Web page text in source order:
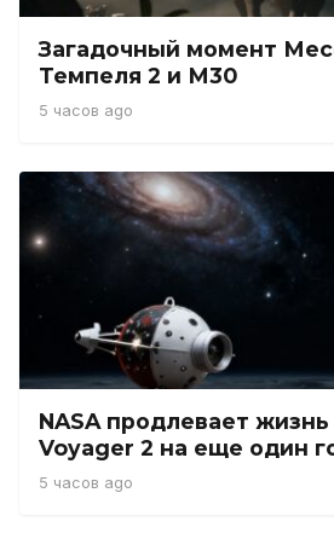
Загадочный момент
Темпеля 2 и М30
5 часов ago
NASA продлевает
Voyager 2 на еще один
5 часов ago